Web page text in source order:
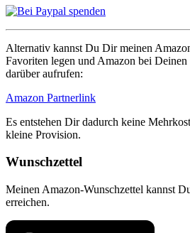
Alternativ kannst Du Dir meinen
Favoriten legen und Amazon bei
darüber aufrufen:
Amazon Partnerlink
Es entstehen Dir dadurch keine
kleine Provision.
Wunschzettel
Meinen Amazon-Wunschzettel kannst
erreichen.